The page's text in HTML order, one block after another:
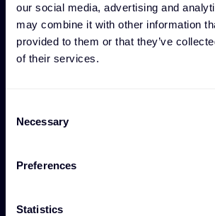
our social media, advertising and
may combine it with other information
provided to them or that they’ve
of their services.
Necessary
Preferences
Statistics
Prévention des intrusions -
des tentatives d'accès non
attaques basées sur le réseau.
instantanées et capacités de
Gestion centralisée des
et des configurations sur tous